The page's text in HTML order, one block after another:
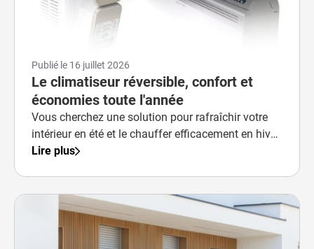
Publié le 16 juillet 2026
Le climatiseur réversible, confort et
économies toute l'année
Vous cherchez une solution pour rafraîchir votre
intérieur en été et le chauffer efficacement en hiver
?
Lire plus